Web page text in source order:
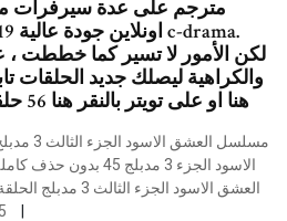
لكن الأمور لا تسير كما خططت ،
والكراهية ليصلك جديد الحلقات